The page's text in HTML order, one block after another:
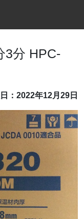
3分 HPC-
：2022年12月29日